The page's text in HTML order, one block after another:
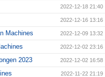
2022-12-18 21:40
2022-12-16 13:16
Machines 2022-12-09 13:32
2022-12-02 23:16
2023 2022-12-02 16:58
2022-11-22 21:19